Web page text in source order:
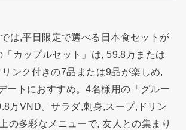
では,平日限定で選べる日本食セットが
カップルセット」は, 59.8万または
ンク付きの7品または9品が楽しめ,
ートにおすすめ。4名様用の「グルー
万VND。サラダ,刺身,スープ,ドリン
の多彩なメニューで, 友人との集まり